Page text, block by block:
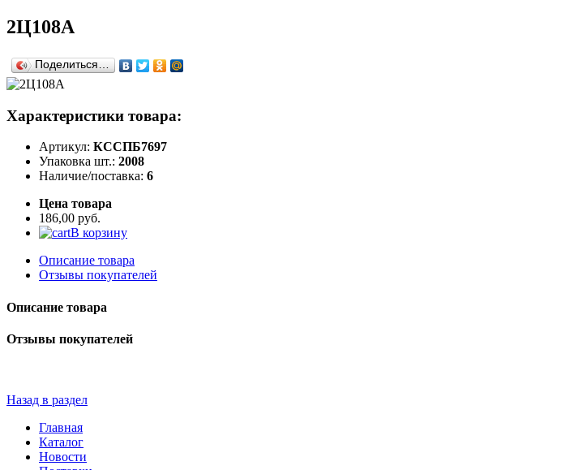
2Ц108А
Поделиться…
Характеристики товара:
Артикул: КССПБ7697
Упаковка шт.: 2008
Наличие/поставка: 6
Цена товара
186,00 руб.
В корзину
Описание товара
Отзывы покупателей
Описание товара
Отзывы покупателей
Назад в раздел
Главная
Каталог
Новости